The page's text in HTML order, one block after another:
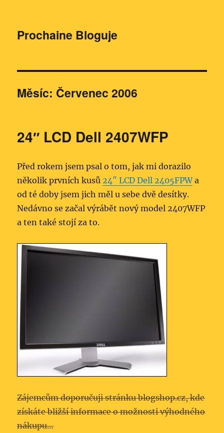
Prochaine Bloguje
Měsíc: Červenec 2006
24″ LCD Dell 2407WFP
Před rokem jsem psal o tom, jak mi dorazilo
několik prvních kusů24″ LCD Dell 2405FPWa
od té doby jsem jich měl u sebe dvě desítky.
Nedávno se začal výrábět nový model 2407WFP
a ten také stojí za to.
Zájemcům doporučuji stránku blogshop.cz, kde
získáte bližší informace o možnosti výhodného
nákupu…